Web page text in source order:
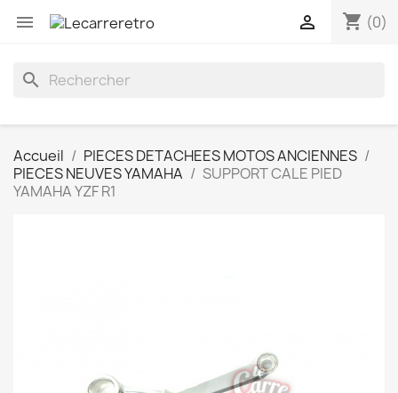
 shopping_cart (0)

search
Accueil
PIECES DETACHEES MOTOS ANCIENNES
PIECES NEUVES YAMAHA
SUPPORT CALE PIED
YAMAHA YZF R1